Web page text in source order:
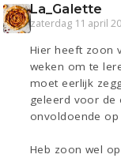
La_Galette
zaterdag 11 april
Hier heeft zoon
weken om te
moet eerlijk
geleerd voor de
onvoldoende op
Heb zoon wel